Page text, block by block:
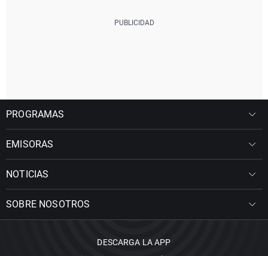
PROGRAMAS
EMISORAS
NOTICIAS
SOBRE NOSOTROS
DESCARGA LA APP